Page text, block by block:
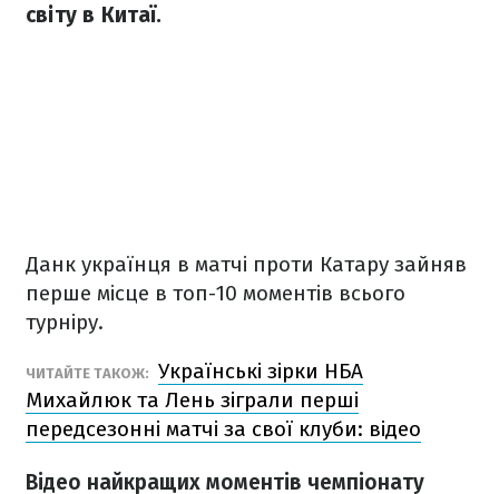
світу в Китаї.
Данк українця в матчі проти Катару зайняв
перше місце в топ-10 моментів всього
турніру.
ЧИТАЙТЕ ТАКОЖ: Українські зірки НБА
Михайлюк та Лень зіграли перші
передсезонні матчі за свої клуби: відео
Відео найкращих моментів чемпіонату